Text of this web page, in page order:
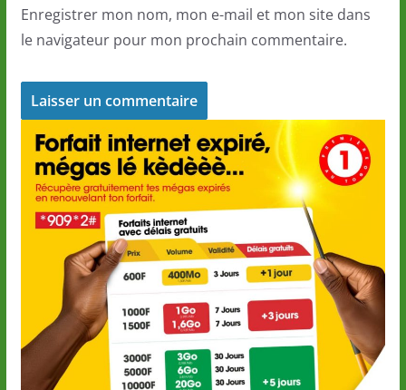
Enregistrer mon nom, mon e-mail et mon site dans
le navigateur pour mon prochain commentaire.